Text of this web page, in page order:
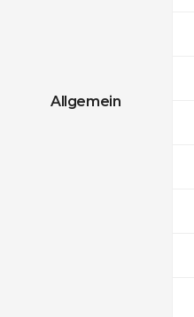
Allgemein